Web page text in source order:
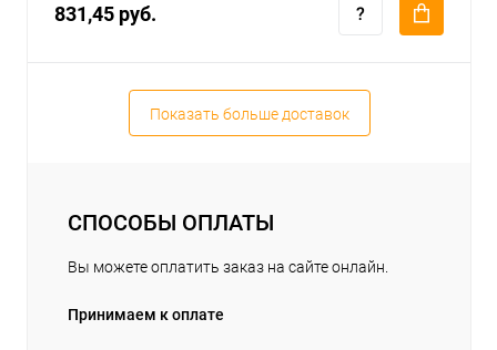
831,45 руб.
Показать больше доставок
СПОСОБЫ ОПЛАТЫ
Вы можете оплатить заказ на сайте онлайн.
Принимаем к оплате